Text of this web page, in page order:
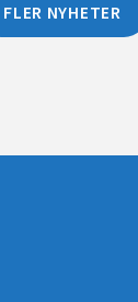
FLER NYHETER